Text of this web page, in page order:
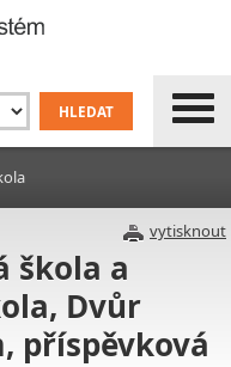
vytisknout
škola a
Dvůr
příspěvková